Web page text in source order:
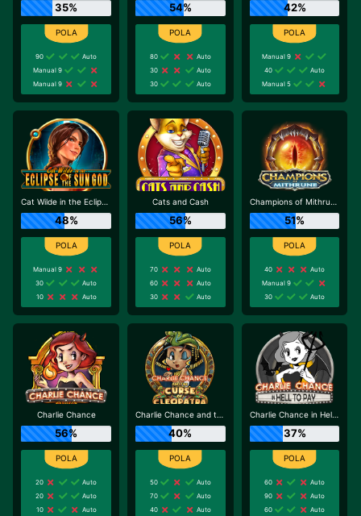
35%
90
Auto
Manual 9
Manual 9
54%
80
Auto
30
Auto
30
Auto
42%
Manual 9
40
Auto
Manual 5
Cat Wilde in the Eclipse of the Sun God
48%
Manual 9
30
Auto
10
Auto
Cats and Cash
56%
70
Auto
60
Auto
30
Auto
Champions of Mithrune
51%
40
Auto
Manual 9
30
Auto
Charlie Chance
56%
20
Auto
20
Auto
10
Auto
Charlie Chance and the Curse of Cleopatra
40%
50
Auto
70
Auto
40
Auto
Charlie Chance in Hell to Pay
37%
60
Auto
90
Auto
60
Auto